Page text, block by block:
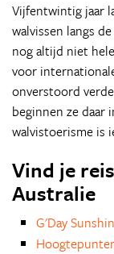
Vijfentwintig jaar
walvissen langs
nog altijd niet
voor
onverstoord
beginnen ze daar
walvistoerisme is
Vind je
Australie
G'Day